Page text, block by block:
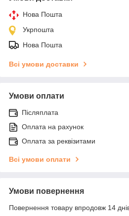
Нова Пошта
Укрпошта
Нова Пошта
Всі умови доставки
Умови оплати
Післяплата
Оплата на рахунок
Оплата за реквізитами
Всі умови оплати
Умови повернення
Повернення товару впродовж 14